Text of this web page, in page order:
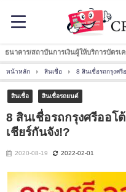
ธนาคาร/สถาบันการเงินผู้ให้บริการบัตรเ
หน้าหลัก สินเชื่อ 8 สินเชื่อรถกรุงศ
สินเชื่อ สินเชื่อรถยนต์
8 สินเชื่อรถกรุงศรีออโ
เชียร์กันจัง!?
2020-08-19 2022-02-01